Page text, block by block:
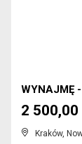
WYNAJMĘ
Kraków,
2 500,00